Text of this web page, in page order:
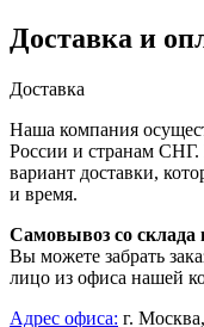
Доставка и
Доставка
Наша компания
России и странам
вариант доставки,
и время.
Самовывоз со склада
Вы можете забрать
лицо из офиса нашей
Адрес офиса: г.